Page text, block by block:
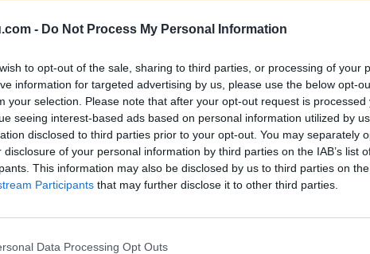
- Do Not Process My Personal Information
to opt-out of the sale, sharing to third parties, or processing of your
information for targeted advertising by us, please use the below opt-
your selection. Please note that after your opt-out request is processed
seeing interest-based ads based on personal information utilized by
disclosed to third parties prior to your opt-out. You may separately
disclosure of your personal information by third parties on the IAB’s list
This information may also be disclosed by us to third parties on the
Participants that may further disclose it to other third parties.
Data Processing Opt Outs